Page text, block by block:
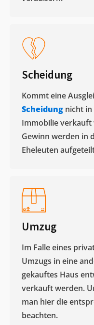
Scheidung
Kommt eine
Scheidung nicht
Immobilie verkauft
Gewinn werden in
Eheleuten
Umzug
Im Falle eines
Umzugs in eine
gekauftes Haus
verkauft werden.
man hier die
beachten.